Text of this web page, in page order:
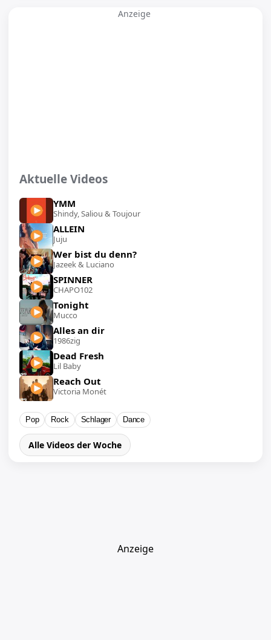
Anzeige
Aktuelle Videos
YMM
Shindy, Saliou & Toujour
ALLEIN
Juju
Wer bist du denn?
Jazeek & Luciano
SPINNER
CHAPO102
Tonight
Mucco
Alles an dir
1986zig
Dead Fresh
Lil Baby
Reach Out
Victoria Monét
Pop Rock Schlager Dance
Alle Videos der Woche
Anzeige